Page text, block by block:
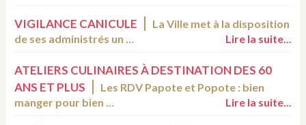
VIGILANCE CANICULE
La Ville met à la disposition
de ses administrés un …
Lire la suite...
ATELIERS CULINAIRES À DESTINATION DES 60
ANS ET PLUS
Les RDV Papote et Popote : bien
manger pour bien …
Lire la suite...